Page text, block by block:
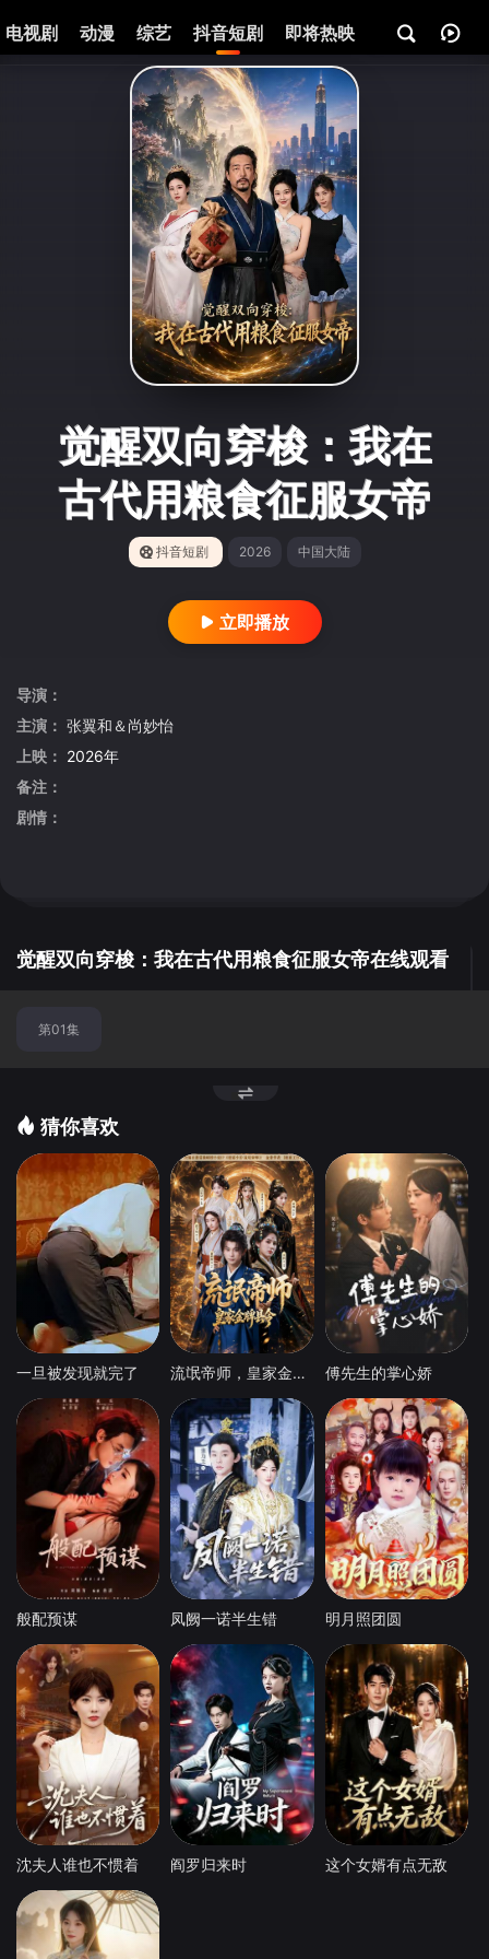
电视剧 动漫 综艺 抖音短剧 即将热映 资讯
觉醒双向穿梭：我在
古代用粮食征服女帝
抖音短剧 2026 中国大陆
立即播放
导演：
主演： 张翼和＆尚妙怡
上映： 2026年
备注：
剧情：
觉醒双向穿梭：我在古代用粮食征服女帝在线观看
切
第01集
猜你喜欢
一旦被发现就完了 流氓帝师，皇家金牌县令 傅先生的掌心娇
般配预谋 凤阙一诺半生错 明月照团圆
沈夫人谁也不惯着 阎罗归来时 这个女婿有点无敌